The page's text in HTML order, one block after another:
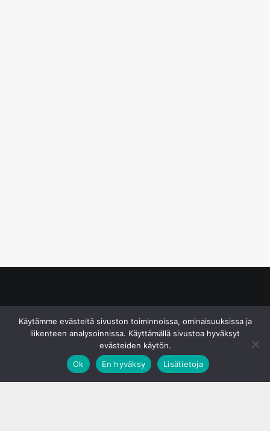
Käytämme evästeitä sivuston toiminnoissa, ominaisuuksissa ja
liikenteen analysoinnissa. Käyttämällä sivustoa hyväksyt
evästeiden käytön.
Ok
En hyväksy Lisätietoja